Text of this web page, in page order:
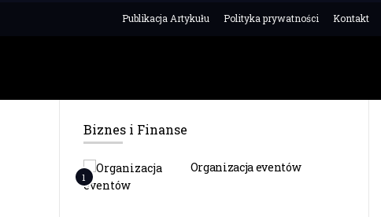
Publikacja Artykułu Polityka prywatności Kontakt
Biznes i Finanse
1
Organizacja eventów